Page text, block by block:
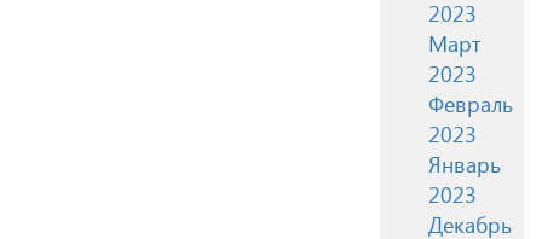
2023
Март
2023
Февраль
2023
Январь
2023
Декабрь